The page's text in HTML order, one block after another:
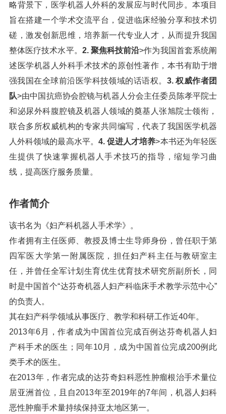
略背景下，医学机器人外科的发展应与时代同步。本项目
旨在搭建一个学术交流平台，促进临床经验分享和技术切
磋，激发创新思维，培养新一代专业人才，从而提升我国
整体医疗技术水平。 2. 聚焦科技前沿>作为我国首套系统阐
述医学机器人外科手术技术的原创性著作，本书有助于增
强我国在全球前沿医学科技领域的话语权。 3. 权威作者团
队>由中国抗癌协会腔镜与机器人分会主任委员陈孝平院士
和泌尿外科腹腔镜及机器人领域的奠基人张旭院士领衔，
联合多所权威机构的专家共同编写，代表了我国医学机器
人外科领域的最高水平。 4. 促进人才培养>本书还为年轻医
生提供了快速掌握机器人手术技巧的指导，缩短学习曲
线，提高医疗服务质量。
作者简介
该书名为《妇产科机器人手术学》。
作者拥有主任医师、教授及博士生导师身份，曾任职于第
四军医大学第一附属医院，担任妇产科主任与教研室主
任，并曾任全军计划生育优生优育技术研究所副所长，同
时是中国首个“达芬奇机器人妇产科临床手术教学示范中心”
的负责人。
其在妇产科学领域从事医疗、教学和科研工作近40年。
2013年6月，作者成为中国首位完成百例达芬奇机器人妇
产科手术的医生；同年10月，成为中国首位完成200例此
类手术的医生。
在2013年，作者完成的达芬奇妇科恶性肿瘤根治手术量位
居亚洲首位，且自2013年至2019年的7年间，机器人妇科
恶性肿瘤手术量持续保持亚太地区第一。